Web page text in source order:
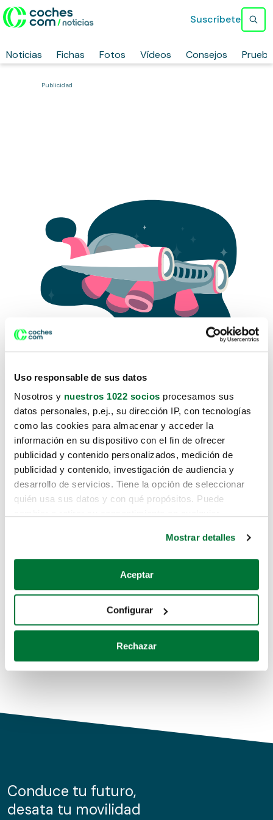
Uso responsable de sus datos
Nosotros y nuestros 1022 socios procesamos sus
datos personales, p.ej., su dirección IP, con tecnologías
como las cookies para almacenar y acceder la
información en su dispositivo con el fin de ofrecer
publicidad y contenido personalizados, medición de
publicidad y contenido, investigación de audiencia y
desarrollo de servicios. Tiene la opción de seleccionar
quién usa sus datos y con qué propósitos. Puede
Si lo permite, también quisiéramos:
Recopilar información sobre su ubicación geográfica
Identificar su dispositivo analizándolo activamente
para buscar características específicas (huellas
Obtenga más información sobre cómo se procesan sus
de cookies.
información sobre el uso que haga del sitio web con
nuestros partners de redes sociales, publicidad y análisis
Mostrar detalles
Aceptar
Configurar
Rechazar
Noticias Fichas Fotos Vídeos Consejos
Suscríbete
Publicidad
Lo sentimos, no sabemos como
te hemos traido hasta aquí.
Pero puedes encontrar el coche que estás
buscando en alguno de estos enlaces:
Coches de segunda mano
Coches de km0
Conduce tu futuro,
desata tu movilidad